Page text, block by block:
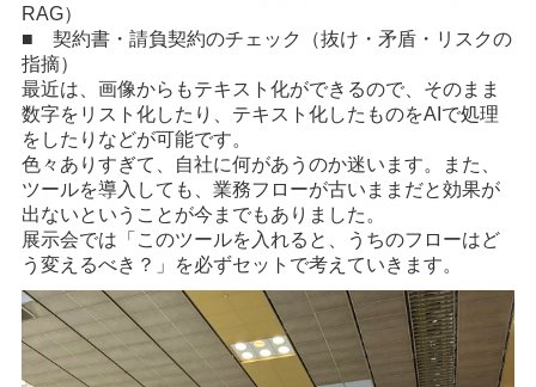
RAG）
■ 契約書・請負契約のチェック（抜け・矛盾・リスクの
指摘）
最近は、画像からもテキスト化ができるので、そのまま
数字をリスト化したり、テキスト化したものをAIで処理
をしたりなどが可能です。
色々ありすぎて、自社に何があうのか迷います。また、
ツールを導入しても、業務フローが古いままだと効果が
出ないということが今までもありました。
展示会では「このツールを入れると、うちのフローはど
う変えるべき？」を必ずセットで考えていきます。